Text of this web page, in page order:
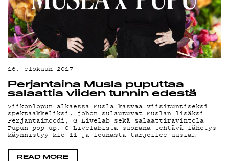
KIRJAUDU SISÄÄN
16. elokuun 2017
Perjantaina Musla puputtaa
salaattia viiden tunnin edestä
Viikonlopun alkaessa Musla kasvaa viisituntiseksi
spektaakkeliksi, johon sulautuvat Muslan lisäksi
Perjantaimoodi, G Livelab sekä salaattiravintola
Pupun pop-up. G Livelabista suorana tehtävä lähetys
käynnistyy klo 11 ja lounasta tarjoilee uusia…
READ MORE